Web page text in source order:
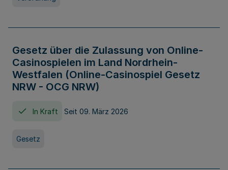
Gesetz über die Zulassung von Online-
Casinospielen im Land Nordrhein-
Westfalen (Online-Casinospiel Gesetz
NRW - OCG NRW)
In Kraft Seit 09. März 2026
Gesetz